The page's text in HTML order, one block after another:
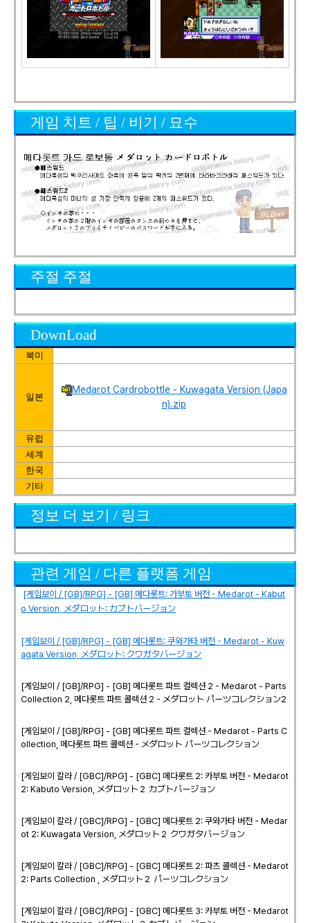
게임 치트 / 팁 / 비기 / 묘수
주절 주절
DownLoad
북미
일본
Medarot Cardrobottle - Kuwagata Version (Japa
n).zip
유럽
세계
한국
기타
정보 더 보기 / 링크
관련 게임 / 다른 플랫폼 게임
[게임보이 / [GB]/RPG] - [GB] 메다롯트: 가부토 버전 - Medarot - Kabut
o Version, メダロット: カブトバージョン
[게임보이 / [GB]/RPG] - [GB] 메다롯트: 쿠와가타 버전 - Medarot - Kuw
agata Version, メダロット: クワガタバージョン
[게임보이 / [GB]/RPG] - [GB] 메다롯트 파트 컬렉션 2 - Medarot - Parts
Collection 2, 메다롯트 파트 콜렉션 2 - メダロット パーツコレクション2
[게임보이 / [GB]/RPG] - [GB] 메다롯트 파트 컬렉션 - Medarot - Parts C
ollection, 메다롯트 파트 콜렉션 - メダロット パーツコレクション
[게임보이 칼라 / [GBC]/RPG] - [GBC] 메다롯트 2: 카부토 버전 - Medarot
2: Kabuto Version, メダロット２ カブトバージョン
[게임보이 칼라 / [GBC]/RPG] - [GBC] 메다롯트 2: 쿠와가타 버전 - Medar
ot 2: Kuwagata Version, メダロット２ クワガタバージョン
[게임보이 칼라 / [GBC]/RPG] - [GBC] 메다롯트 2: 파츠 콜렉션 - Medarot
2: Parts Collection , メダロット２ パーツコレクション
[게임보이 칼라 / [GBC]/RPG] - [GBC] 메다롯트 3: 카부토 버전 - Medarot